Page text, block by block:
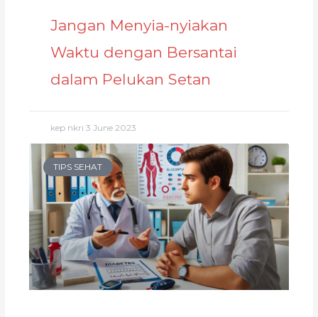
Jangan Menyia-nyiakan
Waktu dengan Bersantai
dalam Pelukan Setan
kep nkri3 June 2023
TIPS SEHAT